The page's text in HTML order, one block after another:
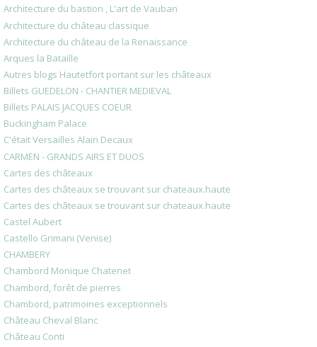
Architecture du bastion , L'art de Vauban
Architecture du château classique
Architecture du château de la Renaissance
Arques la Bataille
Autres blogs Hautetfort portant sur les châteaux
Billets GUEDELON - CHANTIER MEDIEVAL
Billets PALAIS JACQUES COEUR
Buckingham Palace
C'était Versailles Alain Decaux
CARMEN - GRANDS AIRS ET DUOS
Cartes des châteaux
Cartes des châteaux se trouvant sur chateaux.haute
Cartes des châteaux se trouvant sur chateaux.haute
Castel Aubert
Castello Grimani (Venise)
CHAMBERY
Chambord Monique Chatenet
Chambord, forêt de pierres
Chambord, patrimoines exceptionnels
Château Cheval Blanc
Château Conti